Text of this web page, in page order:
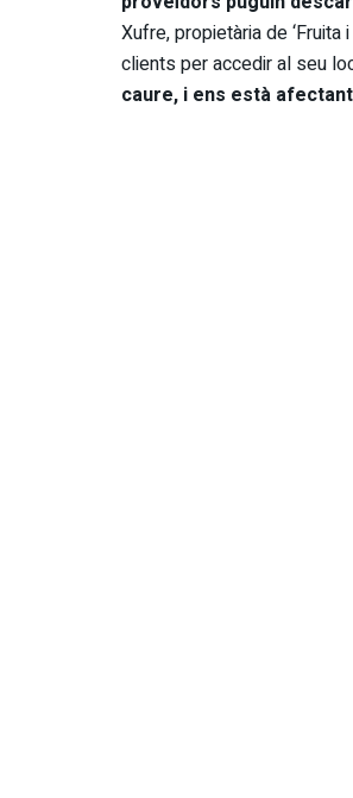
Xufre, propietària de
clients per accedir al seu
caure, i ens està afectant